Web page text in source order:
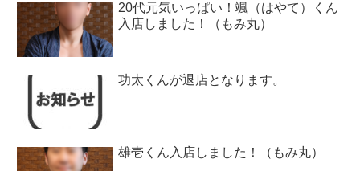
20代元気いっぱい！颯（はやて）くん
入店しました！（もみ丸）
功太くんが退店となります。
雄壱くん入店しました！（もみ丸）